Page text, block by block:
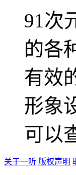
91次
的各
有效
形象
可以
关于一听 版权声明